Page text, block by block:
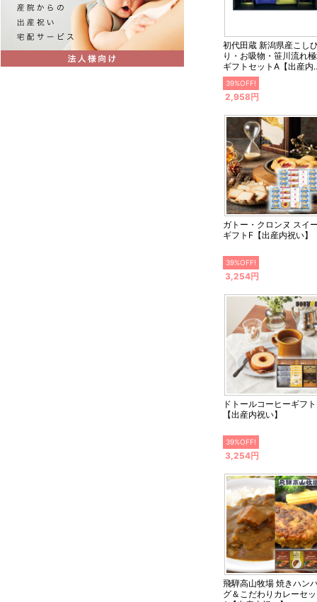
初代田蔵 新潟県産こし
り・お吸物・笹川流れ
ギフトセットA【出産内
い】
39%OFF!
2,958円
ガトー・クロンヌ スイ
ギフトF【出産内祝い】
39%OFF!
3,254円
ドトールコーヒーギフ
【出産内祝い】
39%OFF!
3,254円
飛騨高山牧場 焼きハン
グ＆こだわりカレーセ